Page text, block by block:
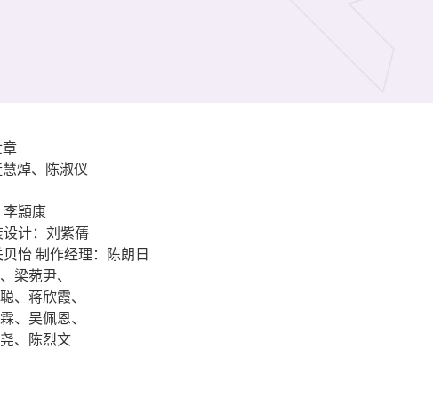
焯、陈淑仪
頴康
计：刘紫蒨
怡 制作经理：陈朗日
梁菀尹、
、蒋欣霞、
、吴佩恩、
、陈烈文